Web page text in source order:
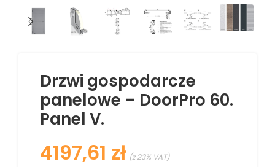
Drzwi gospodarcze
panelowe – DoorPro 60.
Panel V.
zł